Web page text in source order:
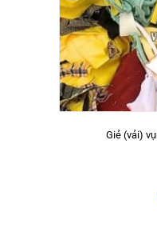
Giẻ (vải)